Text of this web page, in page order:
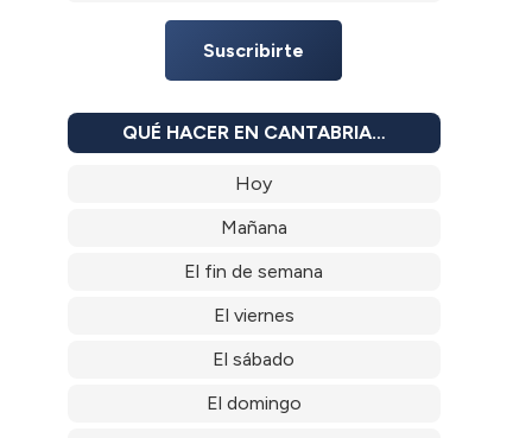
Suscribirte
QUÉ HACER EN CANTABRIA…
Hoy
Mañana
El fin de semana
El viernes
El sábado
El domingo